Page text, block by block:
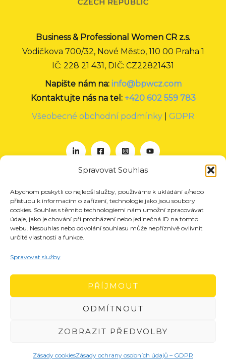
Spravovat Souhlas
Abychom poskytli co nejlepší služby, používáme k ukládání a/nebo
přístupu k informacím o zařízení, technologie jako jsou soubory
cookies. Souhlas s těmito technologiemi nám umožní zpracovávat
údaje, jako je chování při procházení nebo jedinečná ID na tomto
webu. Nesouhlas nebo odvolání souhlasu může nepříznivě ovlivnit
určité vlastnosti a funkce.
Spravovat služby
PŘÍJMOUT
ODMÍTNOUT
ZOBRAZIT PŘEDVOLBY
Zásady cookiesZásady ochrany osobních údajů – GDPR
Business & Professional Women CR z.s.
Vodičkova 700/32, Nové Město, 110 00 Praha 1
IČ: 228 21 431, DIČ: CZ22821431
Napište nám na: info@bpwcz.com
Kontaktujte nás na tel: +420 602 559 783
Všeobecné obchodní podmínky
GDPR
O nás
Projekty
Členství
Kontakt